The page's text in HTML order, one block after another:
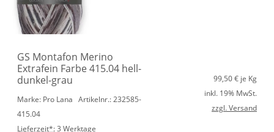
GS Montafon Merino
Extrafein Farbe 415.04 hell-
dunkel-grau
Marke: Pro Lana Artikelnr.: 232585-
415.04
Lieferzeit*:3 Werktage
99,50€ je Kg
inkl. 19% MwSt.
zzgl. Versand